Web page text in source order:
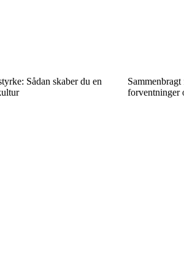
Sådan skaber du en
forventninger